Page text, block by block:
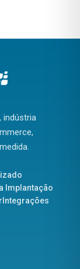
indústria
Implantação
Integrações